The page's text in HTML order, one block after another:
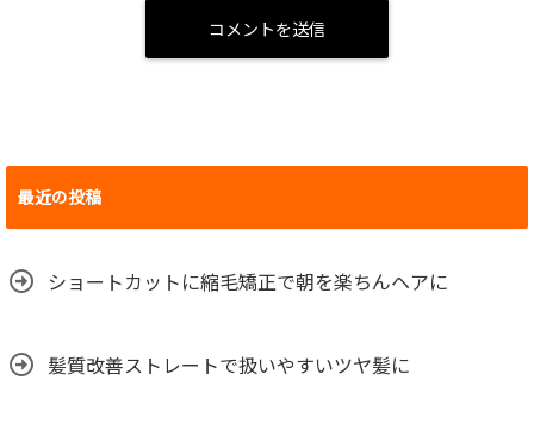
最近の投稿
ショートカットに縮毛矯正で朝を楽ちんヘアに
髪質改善ストレートで扱いやすいツヤ髪に